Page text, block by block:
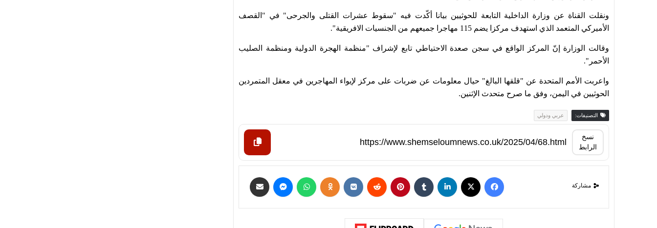
ونقلت القناة عن وزارة الداخلية التابعة للحوثيين بيانا أكّدت فيه "سقوط عشرات القتلى والجرحى" في "القصف
الأميركي المتعمد الذي استهدف مركزا يضم 115 مهاجرا جميعهم من الجنسيات الافريقية".
وقالت الوزارة إنّ المركز الواقع في سجن صعدة الاحتياطي تابع لإشراف "منظمة الهجرة الدولية ومنظمة الصليب
الأحمر".
واعربت الأمم المتحدة عن "قلقها البالغ" حيال معلومات عن ضربات على مركز لإيواء المهاجرين في معقل المتمردين
الحوثيين في اليمن، وفق ما صرح متحدث الإثنين.
التصنيفات: عربي ودولي
نسخ
الرابط
مشاركة